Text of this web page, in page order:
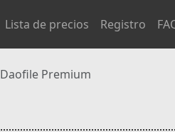
Lista de precios Registro
Daofile Premium